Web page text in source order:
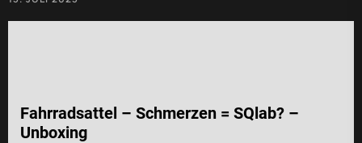
Fahrradsattel – Schmerzen = SQlab? –
Unboxing